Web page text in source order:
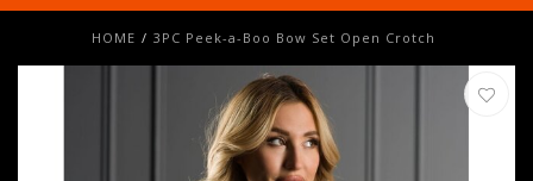
HOME / 3PC Peek-a-Boo Bow Set Open Crotch